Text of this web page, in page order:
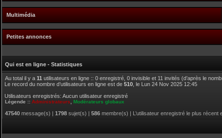
Multimédia
Petites annonces
Qui est en ligne - Statistiques
Au total il y a 11 utilisateurs en ligne :: 0 enregistré, 0 invisible et 11 invités (d’après le
Le record du nombre d’utilisateurs en ligne est de 510 , le Lun 24 Nov 2025 12:45
Utilisateurs enregistrés: Aucun utilisateur enregistré
Légende :: Administrateurs Modérateurs globaux
47540 message(s) | 1798 sujet(s) | 586 membre(s) | L’utilisateur enregistré le plus récent